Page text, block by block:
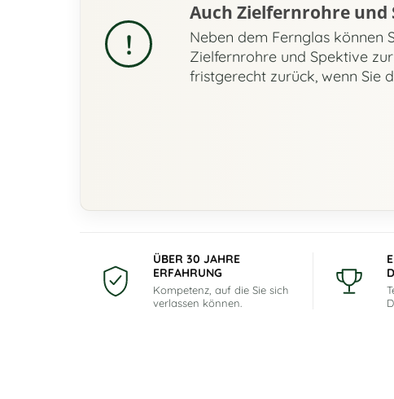
!
Auch Zielfernrohre und
Neben dem Fernglas können
Zielfernrohre und Spektive
fristgerecht zurück, wenn Sie
ÜBER 30 JAHRE
ERFAHRUNG
Kompetenz, auf die Sie sich
verlassen können.